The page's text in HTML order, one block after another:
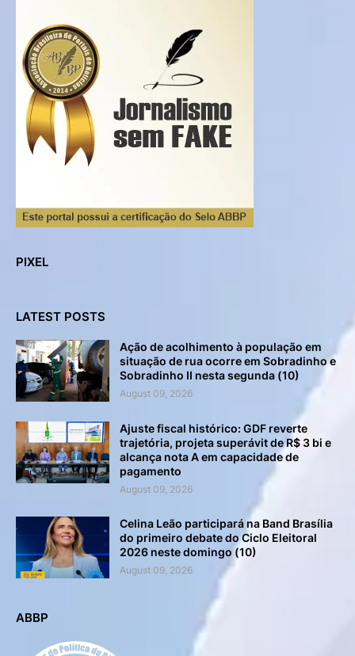
PIXEL
LATEST POSTS
Ação de acolhimento à população em
situação de rua ocorre em Sobradinho e
Sobradinho II nesta segunda (10)
August 09, 2026
Ajuste fiscal histórico: GDF reverte
trajetória, projeta superávit de R$ 3 bi e
alcança nota A em capacidade de
pagamento
August 09, 2026
Celina Leão participará na Band Brasília
do primeiro debate do Ciclo Eleitoral
2026 neste domingo (10)
August 09, 2026
ABBP